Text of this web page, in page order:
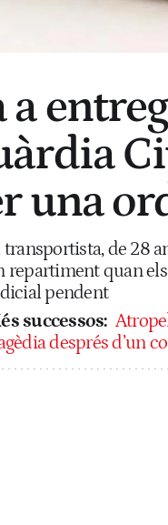
a
una
transportista, de 28
repartiment quan
pendent
successos:
després d’un